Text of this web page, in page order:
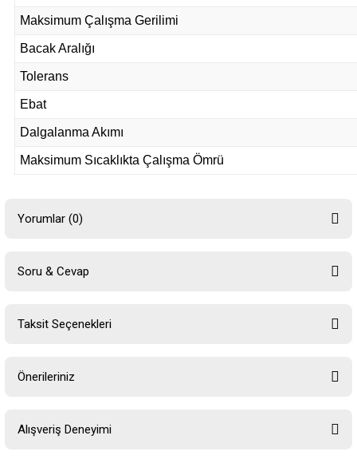
Maksimum Çalışma Gerilimi
Bacak Aralığı
Tolerans
Ebat
Dalgalanma Akımı
Maksimum Sıcaklıkta Çalışma Ömrü
Yorumlar (0)
Soru & Cevap
Taksit Seçenekleri
Önerileriniz
Bu ürünün fiyat bilgisi, resim, ürün açıklamalarında ve diğer konularda
yetersiz gördüğünüz noktaları öneri formunu kullanarak tarafımıza
Alışveriş Deneyimi